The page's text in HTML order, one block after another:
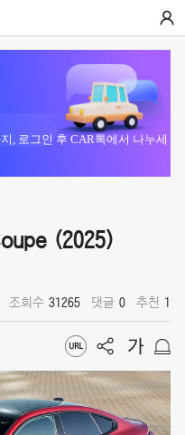
, 로그인 후 CAR톡에서 나누세
(2025)
조회수 31265 댓글 0 추천 1